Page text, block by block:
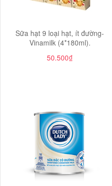
Sữa hạt 9 loại hạt, ít đường-
Vinamilk (4*180ml).
50.500₫